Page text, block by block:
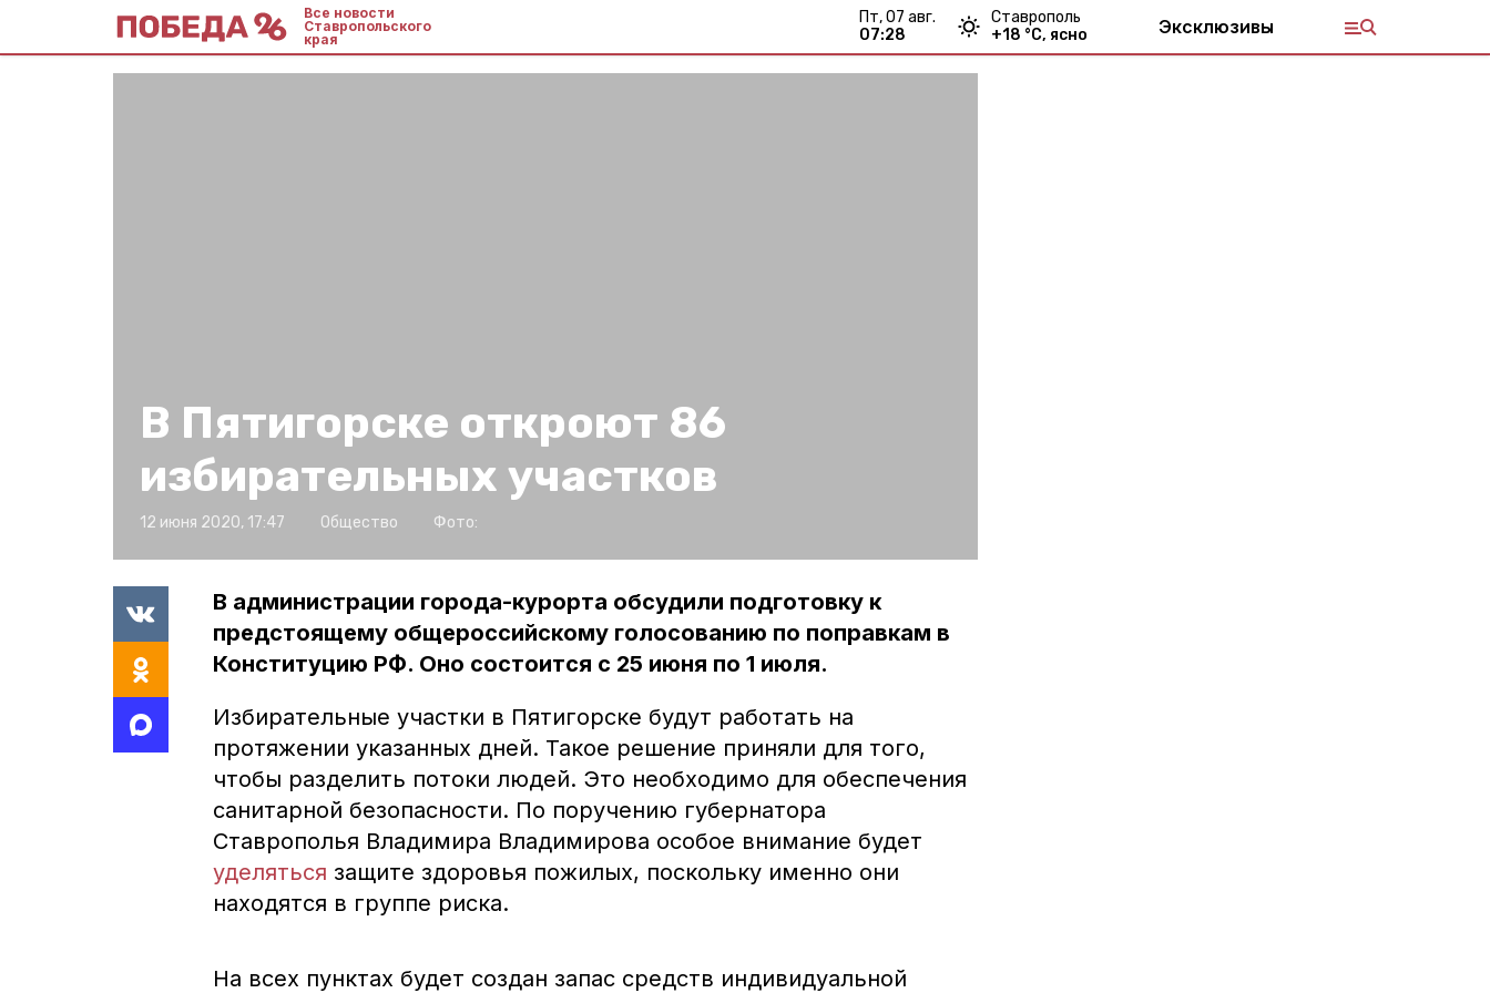
Все новости
Ставропольского
края
пт, 07 авг.
07:28
Ставрополь
+18 °С, ясно Эксклюзивы
В Пятигорске откроют 86
избирательных участков
12 июня 2020, 17:47 Общество Фото:
В администрации города-курорта обсудили подготовку к
предстоящему общероссийскому голосованию по поправкам в
Конституцию РФ. Оно состоится с 25 июня по 1 июля.
Избирательные участки в Пятигорске будут работать на
протяжении указанных дней. Такое решение приняли для того,
чтобы разделить потоки людей. Это необходимо для обеспечения
санитарной безопасности. По поручению губернатора
Ставрополья Владимира Владимирова особое внимание будет
уделяться защите здоровья пожилых, поскольку именно они
находятся в группе риска.
На всех пунктах будет создан запас средств индивидуальной